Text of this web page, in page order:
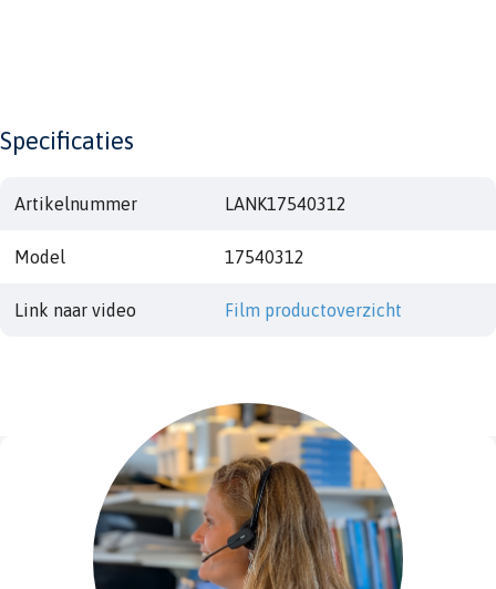
Specificaties
Artikelnummer LANK17540312
Model 17540312
Link naar video Film productoverzicht